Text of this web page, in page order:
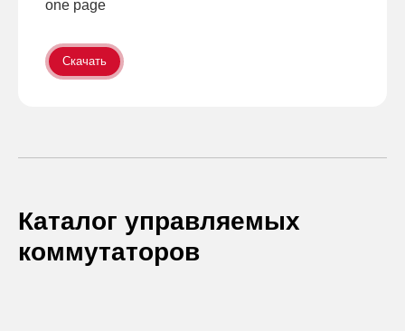
one page
Скачать
Каталог управляемых
коммутаторов